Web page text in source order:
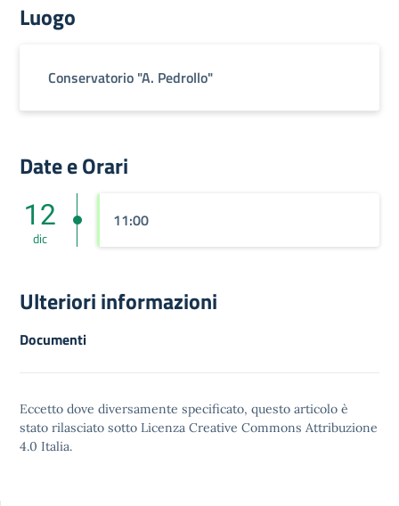
Luogo
Conservatorio "A. Pedrollo"
Date e Orari
12
dic
11:00
Ulteriori informazioni
Documenti
Eccetto dove diversamente specificato, questo articolo è
stato rilasciato sotto Licenza Creative Commons Attribuzione
4.0 Italia.